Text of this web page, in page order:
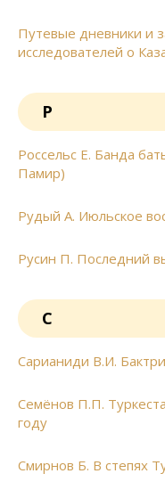
Путевые дневники и
исследователей о
Р
Россельс Е. Банда
Памир)
Рудый А. Июльское
Русин П. Последний
С
Сарианиди В.И.
Семёнов П.П.
году
Смирнов Б. В степях